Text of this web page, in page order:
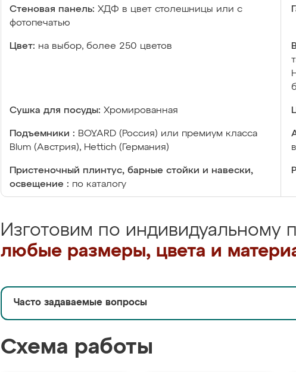
Стеновая панель: ХДФ в цвет столешницы или с
фотопечатью
Цвет: на выбор, более 250 цветов
Сушка для посуды: Хромированная
Подъемники : BOYARD (Россия) или премиум класса
Blum (Австрия), Hettich (Германия)
Пристеночный плинтус, барные стойки и навески,
освещение : по каталогу
Изготовим по индивидуальному
любые размеры, цвета и
Часто задаваемые вопросы
Схема работы